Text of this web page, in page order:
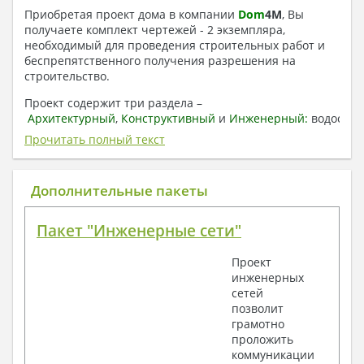
Приобретая проект дома в компании Dom4M, Вы
получаете комплект чертежей - 2 экземпляра,
необходимый для проведения строительных работ и
беспрепятственного получения разрешения на
строительство.
Проект содержит три раздела –
Архитектурный, Конструктивный и Инженерный:
отопление, вентиляция, канализация,
электроснабжение (приобретается за дополнительную
плату) + Пояснительная записка.
1. Архитектурный раздел:
План координационных осей
Поэтажные маркировочные планы с
Разрезы и состав конструкций
Фасады с ведомостью внешних отделок
Элементы проемов – спецификация
Ведомость перемычек – сечения и
Прочитать полный текст
Дополнительные пакеты
Пакет "Инженерные сети"
Проект
инженерных
сетей
позволит
грамотно
проложить
коммуникации